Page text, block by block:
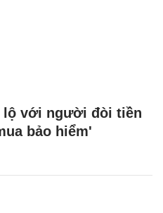
lộ với người đòi tiền
bảo hiểm'